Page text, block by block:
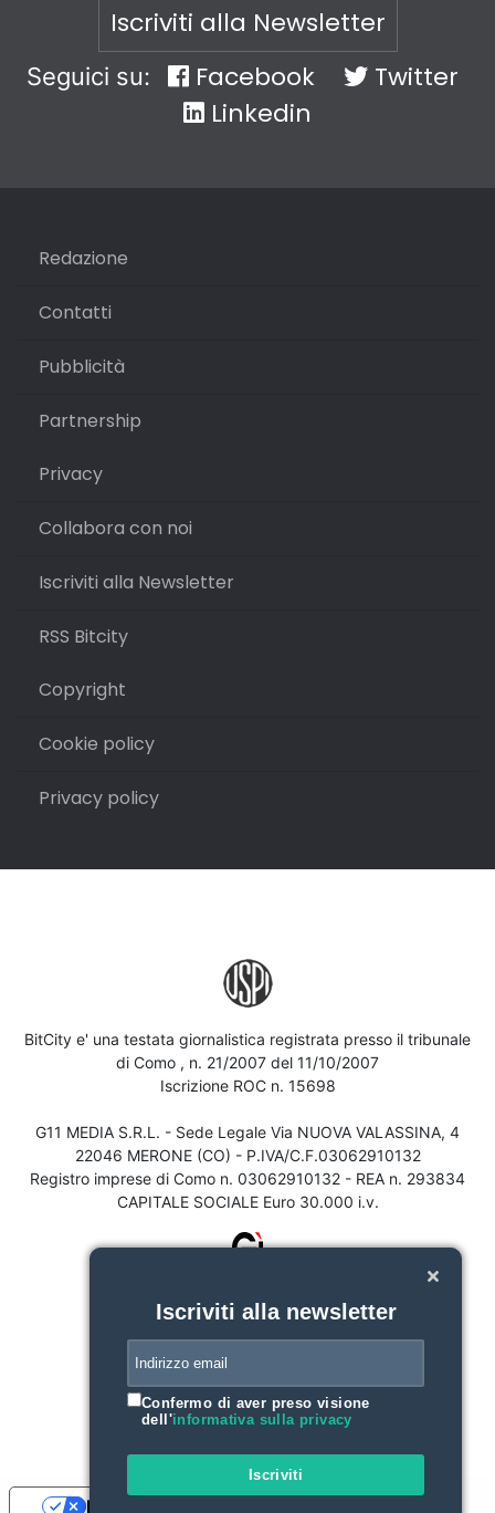
Iscriviti alla Newsletter
Seguici su: Facebook
Twitter
Linkedin
Redazione
Contatti
Pubblicità
Partnership
Privacy
Collabora con noi
Iscriviti alla Newsletter
RSS Bitcity
Copyright
Cookie policy
Privacy policy
BitCity e' una testata giornalistica registrata presso il tribunale
di Como , n. 21/2007 del 11/10/2007
Iscrizione ROC n. 15698
G11 MEDIA S.R.L. - Sede Legale Via NUOVA VALASSINA, 4
22046 MERONE (CO) - P.IVA/C.F.03062910132
Registro imprese di Como n. 03062910132 - REA n. 293834
CAPITALE SOCIALE Euro 30.000 i.v.
Iscriviti alla newsletter
Confermo di aver preso visione
dell'informativa sulla privacy
Iscriviti
Le tue preferenze relative alla privacy